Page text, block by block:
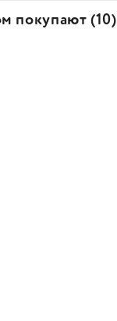
покупают (10)